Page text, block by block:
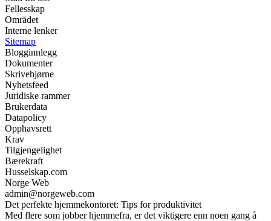
Fellesskap
Området
Interne lenker
Sitemap
Blogginnlegg
Dokumenter
Skrivehjørne
Nyhetsfeed
Juridiske rammer
Brukerdata
Datapolicy
Opphavsrett
Krav
Tilgjengelighet
Bærekraft
Husselskap.com
Norge Web
admin@norgeweb.com
Det perfekte hjemmekontoret: Tips for produktivitet
Med flere som jobber hjemmefra, er det viktigere enn noen gang å